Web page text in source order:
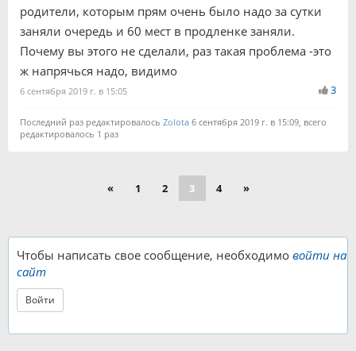
родители, которым прям очень было надо за сутки
заняли очередь и 60 мест в продленке заняли.
Почему вы этого не сделали, раз такая проблема -это
ж напрячься надо, видимо
6 сентября 2019 г. в 15:05 3
Последний раз редактировалось Zolota 6 сентября 2019 г. в 15:09, всего
редактировалось 1 раз
« 1 2 3 4 »
Чтобы написать свое сообщение, необходимо войти на
сайт
Войти